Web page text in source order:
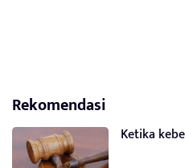
Rekomendasi
Ketika